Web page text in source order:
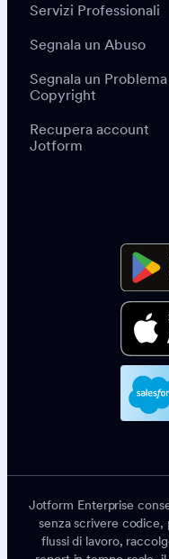
Servizi Professionali
Segnala un Abuso
Segnala un
Copyright
Recupera account
Jotform
Jotform Enterprise
senza scrivere
flussi di lavoro,